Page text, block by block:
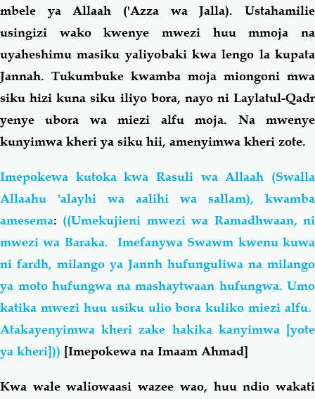
mbele ya Allaah ('Azza wa Jalla). Ustahamilie
usingizi wako kwenye mwezi huu mmoja na
uyaheshimu masiku yaliyobaki kwa lengo la kupata
Jannah. Tukumbuke kwamba moja miongoni mwa
siku hizi kuna siku iliyo bora, nayo ni Laylatul-Qadr
yenye ubora wa miezi alfu moja. Na mwenye
kunyimwa kheri ya siku hii, amenyimwa kheri zote.
Imepokewa kutoka kwa Rasuli wa Allaah (Swalla
Allaahu 'alayhi wa aalihi wa sallam), kwamba
amesema: ((Umekujieni mwezi wa Ramadhwaan, ni
mwezi wa Baraka. Imefanywa Swawm kwenu kuwa
ni fardh, milango ya Jannh hufunguliwa na milango
ya moto hufungwa na mashaytwaan hufungwa. Umo
katika mwezi huu usiku ulio bora kuliko miezi alfu.
Atakayenyimwa kheri zake hakika kanyimwa [yote
ya kheri])) [Imepokewa na Imaam Ahmad]
Kwa wale waliowaasi wazee wao, huu ndio wakati